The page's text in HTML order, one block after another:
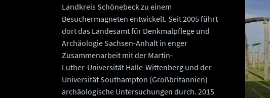
Landkreis Schönebeck zu einem
Besuchermagneten entwickelt. Seit 2005 führt
dort das Landesamt für Denkmalpflege und
Archäologie Sachsen-Anhalt in enger
Zusammenarbeit mit der Martin-
Luther-Universität Halle-Wittenberg und der
Universität Southampton (Großbritannien)
archäologische Untersuchungen durch. 2015